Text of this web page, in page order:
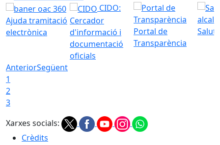
Ajuda tramitació
electrònica
CIDO:
Cercador
d'informació i
documentació
oficials
Portal de
Transparència
AnteriorSegüent
1
2
3
Xarxes socials:
Crèdits